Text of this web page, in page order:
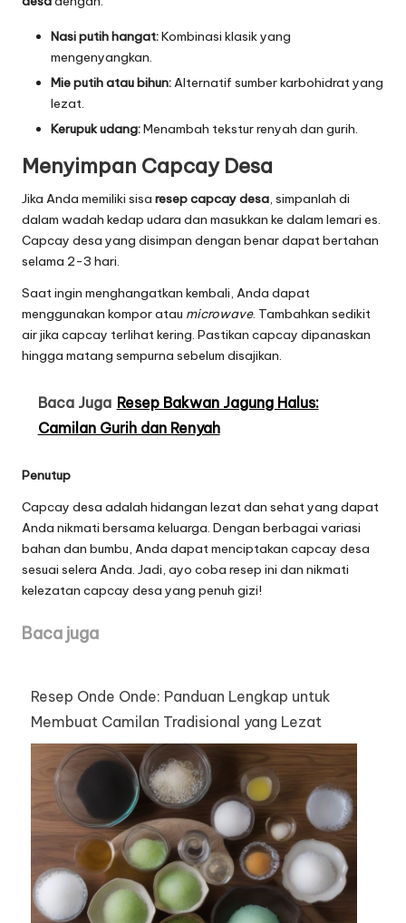
Nasi putih hangat:Kombinasi klasik yang
mengenyangkan.
Mie putih atau bihun:Alternatif sumber karbohidrat yang
lezat.
Kerupuk udang:Menambah tekstur renyah dan gurih.
Menyimpan Capcay Desa
Jika Anda memiliki sisa resep capcay desa, simpanlah di
dalam wadah kedap udara dan masukkan ke dalam lemari es.
Capcay desa yang disimpan dengan benar dapat bertahan
selama 2-3 hari.
Saat ingin menghangatkan kembali, Anda dapat
menggunakan kompor atau microwave. Tambahkan sedikit
air jika capcay terlihat kering. Pastikan capcay dipanaskan
hingga matang sempurna sebelum disajikan.
Baca Juga Resep Bakwan Jagung Halus:
Camilan Gurih dan Renyah
Penutup
Capcay desa adalah hidangan lezat dan sehat yang dapat
Anda nikmati bersama keluarga. Dengan berbagai variasi
bahan dan bumbu, Anda dapat menciptakan capcay desa
sesuai selera Anda. Jadi, ayo coba resep ini dan nikmati
kelezatan capcay desa yang penuh gizi!
Baca juga
Resep Onde Onde: Panduan Lengkap untuk
Membuat Camilan Tradisional yang Lezat